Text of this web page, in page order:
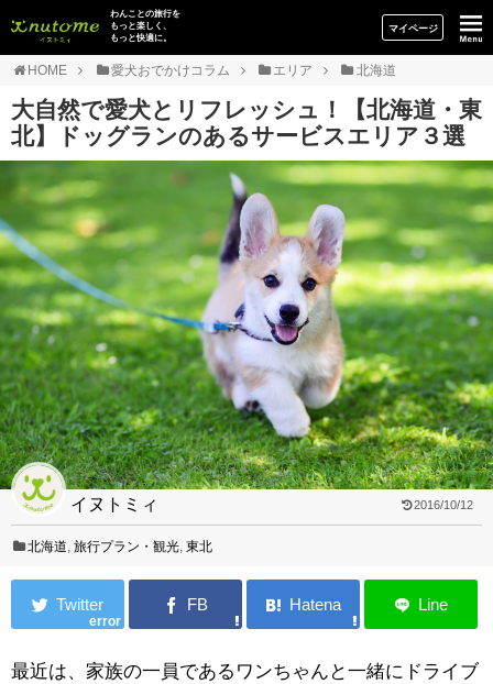
イヌトミィ
わんことの旅行を
もっと楽しく、
もっと快適に。
マイページ
HOME 愛犬おでかけコラム エリア 北海道
大自然で愛犬とリフレッシュ！【北海道・東
北】ドッグランのあるサービスエリア３選
イヌトミィ 2016/10/12
北海道,旅行プラン・観光,東北
error
最近は、家族の一員であるワンちゃんと一緒にドライブ